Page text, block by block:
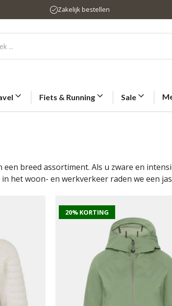
Zakelijk bestellen
Fiets & Running Sale
breed assortiment. Als u zware en
het woon- en werkverkeer raden we een
20% KORTING